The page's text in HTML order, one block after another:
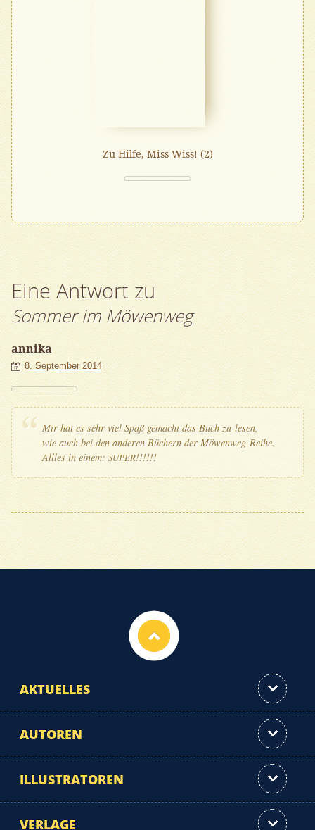
Zu Hilfe, Miss Wiss! (2)
Eine Antwort zu
Sommer im Möwenweg
annika
8. September 2014
Mir hat es sehr viel Spaß gemacht das Buch zu lesen,
wie auch bei den ande­ren Büchern der Möwen­weg Reihe.
All­les in einem:SUPER!!!!!!
AKTUELLES
AUTOREN
ILLUSTRATOREN
VERLAGE